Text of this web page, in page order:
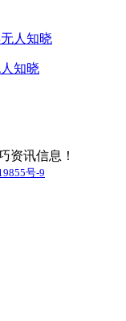
知晓
资讯信息！
号-9